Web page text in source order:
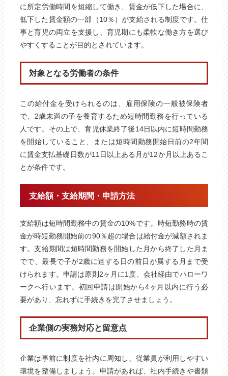
に所定労働時間を短縮して働き、賃金が低下した場合に、
低下した賃金額の一部（10％）が支給される制度です。仕
事と育児の両立を支援し、育児期にも柔軟な働き方を選び
やすくすることが目的とされています。
対象となる労働者の条件
この給付金を受けられるのは、雇用保険の一般被保険者
で、2歳未満の子を養育するため短時間勤務を行っている
人です。その上で、育児休業終了後14日以内に短時間勤務
を開始していること、または短時間勤務開始日前の2年間
に賃金支払基礎日数が11日以上ある月が12か月以上あるこ
とが条件です。
支給額・支給期間・申請方法
支給額は短時間勤務中の賃金の10%です。時短勤務時の賃
金が時短勤務開始前の90％超の場合は給付金が減額されま
す。支給期間は短時間勤務を開始した月から終了した月ま
でで、最長で子が2歳に達する日の前日が属する月まで受
けられます。申請は原則2ヶ月に1度、会社経由でハローワ
ークへ行います。初回申請は開始から4ヶ月以内に行う必
要があり、忘れずに手続きを完了させましょう。
企業側の実務対応と留意点
企業は事前に制度を社内に周知し、従業員が利用しやすい
環境を整備しましょう。申請があれば、社内手続きや書類